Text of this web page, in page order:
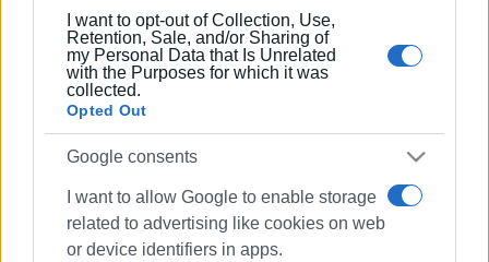
I want to opt-out of Collection, Use,
Retention, Sale, and/or Sharing of
my Personal Data that Is Unrelated
with the Purposes for which it was
collected.
Opted Out
Google consents
I want to allow Google to enable storage
related to advertising like cookies on web
or device identifiers in apps.
Συνδρομητές στο e-paper